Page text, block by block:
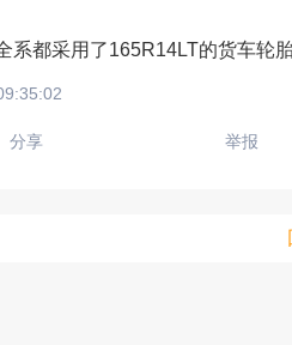
系都采用了165R14LT的货车轮
分享 举报
入视频地址，目前暂时只